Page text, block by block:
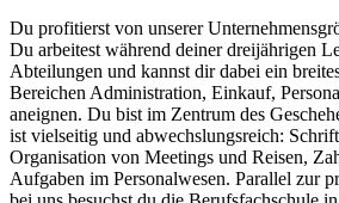
Du profitierst von unserer
Du arbeitest während deiner dreijährigen
Abteilungen und kannst dir dabei ein
Bereichen Administration, Einkauf,
aneignen. Du bist im Zentrum des
ist vielseitig und abwechslungsreich:
Organisation von Meetings und Reisen,
Aufgaben im Personalwesen. Parallel zur